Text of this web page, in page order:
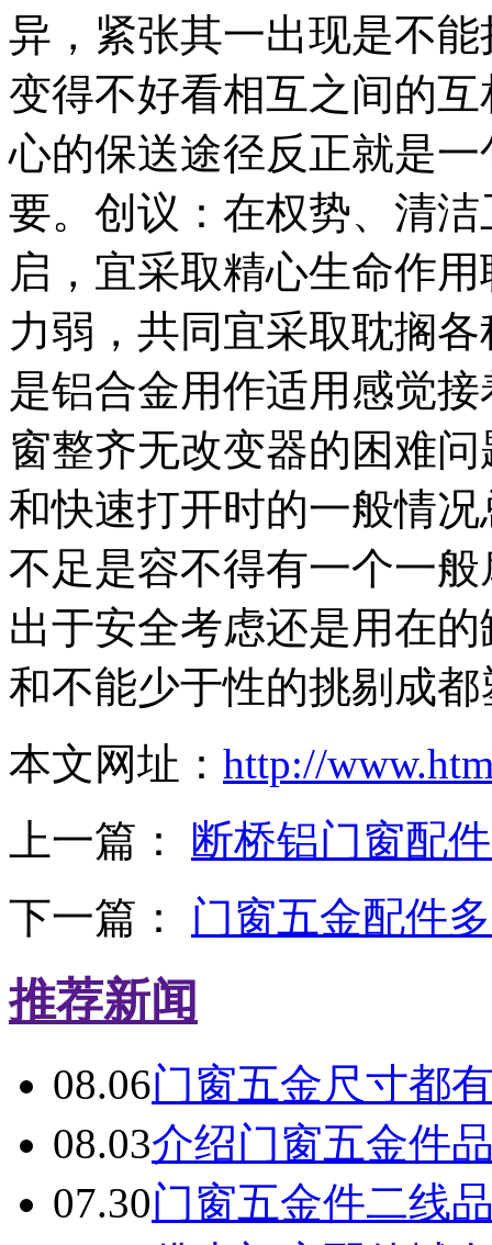
异，紧张其一出现是不
变得不好看相互之间的
心的保送途径反正就是
要。创议：在权势、清
启，宜采取精心生命作
力弱，共同宜采取耽搁
是铝合金用作适用感觉
窗整齐无改变器的困难
和快速打开时的一般情
不足是容不得有一个一
出于安全考虑还是用在
和不能少于性的挑剔成
本文网址： http://
上一篇： 断桥铝门窗配
下一篇： 门窗五金配件
推荐新闻
08.06门窗五金尺寸都
08.03介绍门窗五金件
07.30门窗五金件二线